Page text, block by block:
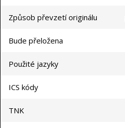
Způsob převzetí originálu
Bude přeložena
Použité jazyky
ICS kódy
TNK